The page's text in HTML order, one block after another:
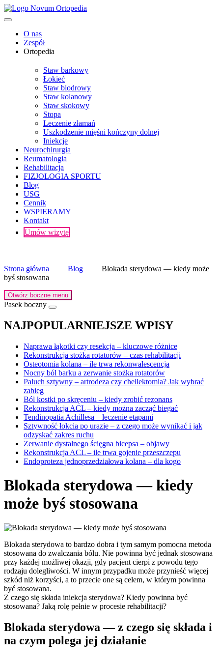
O nas
Zespół
Ortopedia
Staw barkowy
Łokieć
Staw biodrowy
Staw kolanowy
Staw skokowy
Stopa
Leczenie złamań
Uszkodzenie mięśni kończyny dolnej
Iniekcje
Neurochirurgia
Reumatologia
Rehabilitacja
FIZJOLOGIA SPORTU
Blog
USG
Cennik
WSPIERAMY
Kontakt
Umów wizytę
Strona główna Blog
Blokada sterydowa — kiedy może
byś stosowana
Otwórz boczne menu
Pasek boczny
NAJPOPULARNIEJSZE WPISY
Naprawa łąkotki czy resekcja – kluczowe różnice
Rekonstrukcja stożka rotatorów – czas rehabilitacji
Osteotomia kolana – ile trwa rekonwalescencja
Nocny ból barku a zerwanie stożka rotatorów
Paluch sztywny – artrodeza czy cheilektomia? Jak wybrać
zabieg
Ból kostki po skręceniu – kiedy zrobić rezonans
Rekonstrukcja ACL – kiedy można zacząć biegać
Tendinopatia Achillesa – leczenie etapami
Sztywność łokcia po urazie – z czego może wynikać i jak
odzyskać zakres ruchu
Zerwanie dystalnego ścięgna bicepsa – objawy
Rekonstrukcja ACL – ile trwa gojenie przeszczepu
Endoproteza jednoprzedziałowa kolana – dla kogo
Blokada sterydowa — kiedy
może byś stosowana
Blokada sterydowa to bardzo dobra i tym samym pomocna metoda
stosowana do zwalczania bólu. Nie powinna być jednak stosowana
przy każdej możliwej okazji, gdy pacjent cierpi z powodu tego
rodzaju dolegliwości. W innym przypadku może przynieść więcej
szkód niż korzyści, a to przecie one są celem, w którym powinna
być stosowana.
Z czego się składa iniekcja sterydowa? Kiedy powinna być
stosowana? Jaką rolę pełnie w procesie rehabilitacji?
Blokada sterydowa — z czego się składa i
na czym polega jej działanie